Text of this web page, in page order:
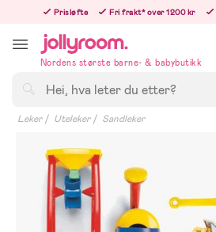
innehållet
Prisløfte Fri frakt* over 1200 kr
Nordens største barne- & babybutikk
Leker Uteleker Sandleker